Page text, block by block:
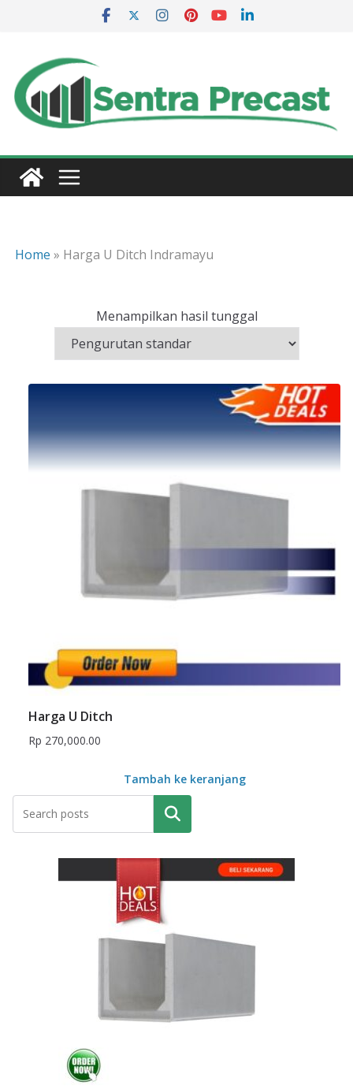
Home » Harga U Ditch Indramayu
Menampilkan hasil tunggal
Harga U Ditch
Rp 270,000.00
Tambah ke keranjang
Pencarian